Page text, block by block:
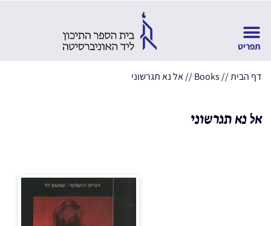
דף הבית//
Books
//אל נא תגרשוני
אל נא תגרשוני